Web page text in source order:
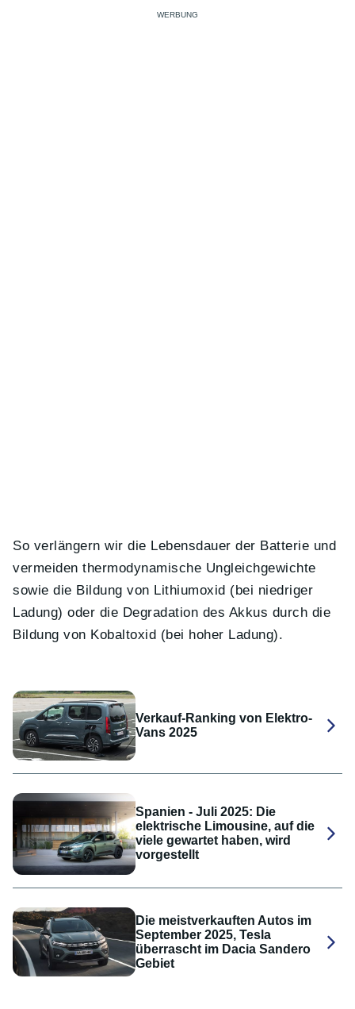
So verlängern wir die Lebensdauer der Batterie und
vermeiden thermodynamische Ungleichgewichte
sowie die Bildung von Lithiumoxid (bei niedriger
Ladung) oder die Degradation des Akkus durch die
Bildung von Kobaltoxid (bei hoher Ladung).
Verkauf-Ranking von Elektro-
Vans 2025
Spanien - Juli 2025: Die
elektrische Limousine, auf die
viele gewartet haben, wird
vorgestellt
Die meistverkauften Autos im
September 2025, Tesla
überrascht im Dacia Sandero
Gebiet